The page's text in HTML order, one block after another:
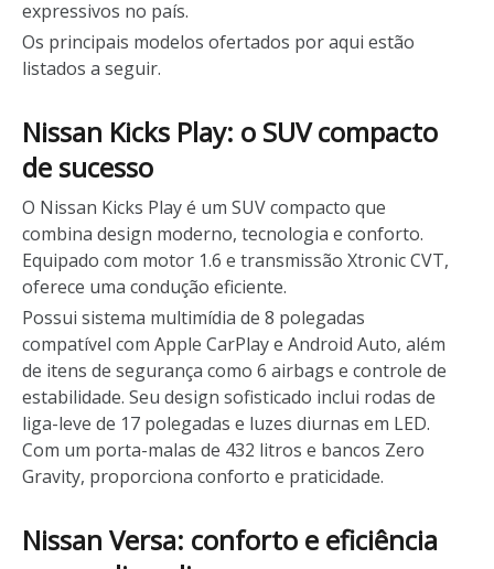
expressivos no país.
Os principais modelos ofertados por aqui estão
listados a seguir.
Nissan Kicks Play: o SUV compacto
de sucesso
O Nissan Kicks Play é um SUV compacto que
combina design moderno, tecnologia e conforto.
Equipado com motor 1.6 e transmissão Xtronic CVT,
oferece uma condução eficiente.
Possui sistema multimídia de 8 polegadas
compatível com Apple CarPlay e Android Auto, além
de itens de segurança como 6 airbags e controle de
estabilidade. Seu design sofisticado inclui rodas de
liga-leve de 17 polegadas e luzes diurnas em LED.
Com um porta-malas de 432 litros e bancos Zero
Gravity, proporciona conforto e praticidade.
Nissan Versa: conforto e eficiência